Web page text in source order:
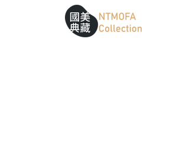
跳到中間主要內容區
網站導覽
:::